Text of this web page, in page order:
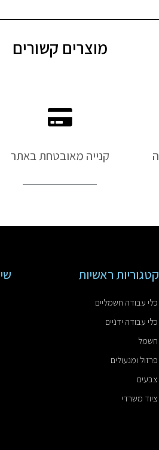
מוצרים קשורים
קנייה מאובטחת באתר
קטגוריות ראשיות
כלי עבודה חשמליים
כלי עבודה ידניים
חשמל
פרזול ומנעולים
צבעים
ציוד משרדי